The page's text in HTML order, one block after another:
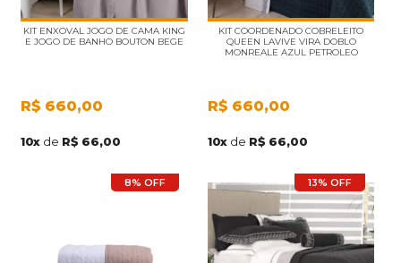
KIT ENXOVAL JOGO DE CAMA KING
E JOGO DE BANHO BOUTON BEGE
R$ 660,00
10x de R$ 66,00
KIT COORDENADO COBRELEITO
QUEEN LAVIVE VIRA DOBLO
MONREALE AZUL PETROLEO
R$ 660,00
10x de R$ 66,00
8% OFF 13% OFF